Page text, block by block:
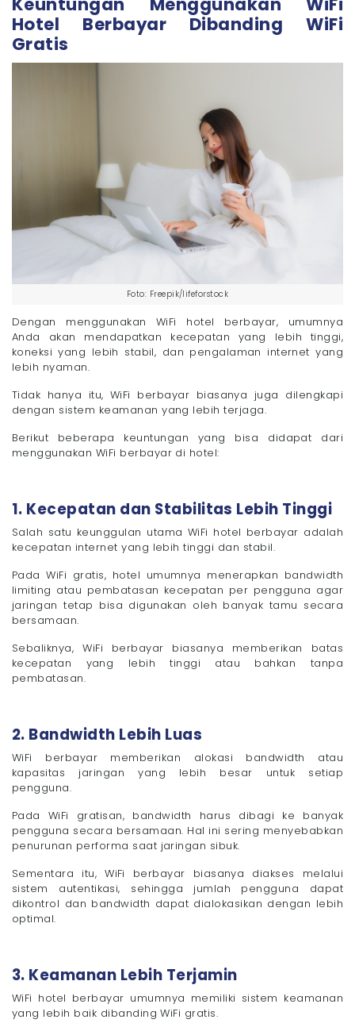
Hotel Berbayar Dibanding WiFi
Gratis
Foto: Freepik/lifeforstock
Dengan menggunakan WiFi hotel berbayar, umumnya
Anda akan mendapatkan kecepatan yang lebih tinggi,
koneksi yang lebih stabil, dan pengalaman internet yang
lebih nyaman.
Tidak hanya itu, WiFi berbayar biasanya juga dilengkapi
dengan sistem keamanan yang lebih terjaga.
Berikut beberapa keuntungan yang bisa didapat dari
menggunakan WiFi berbayar di hotel:
1. Kecepatan dan Stabilitas Lebih Tinggi
Salah satu keunggulan utama WiFi hotel berbayar adalah
kecepatan internet yang lebih tinggi dan stabil.
Pada WiFi gratis, hotel umumnya menerapkan bandwidth
limiting atau pembatasan kecepatan per pengguna agar
jaringan tetap bisa digunakan oleh banyak tamu secara
bersamaan.
Sebaliknya, WiFi berbayar biasanya memberikan batas
kecepatan yang lebih tinggi atau bahkan tanpa
pembatasan.
2. Bandwidth Lebih Luas
WiFi berbayar memberikan alokasi bandwidth atau
kapasitas jaringan yang lebih besar untuk setiap
pengguna.
Pada WiFi gratisan, bandwidth harus dibagi ke banyak
pengguna secara bersamaan. Hal ini sering menyebabkan
penurunan performa saat jaringan sibuk.
Sementara itu, WiFi berbayar biasanya diakses melalui
sistem autentikasi, sehingga jumlah pengguna dapat
dikontrol dan bandwidth dapat dialokasikan dengan lebih
optimal.
3. Keamanan Lebih Terjamin
WiFi hotel berbayar umumnya memiliki sistem keamanan
yang lebih baik dibanding WiFi gratis.